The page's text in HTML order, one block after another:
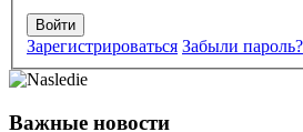
Комментарий*
Войти
Зарегистрироваться Забыли пароль?
Важные новости